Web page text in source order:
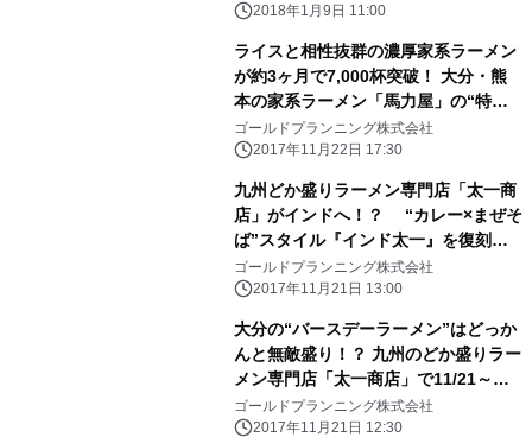
2018年1月9日 11:00
ライスと相性抜群の濃厚家系ラーメン
が約3ヶ月で7,000杯突破！ 大分・熊
本の家系ラーメン「馬力屋」の“特濃
厚”シリーズ
ゴールドプランニング株式会社
2017年11月22日 17:30
九州どか盛りラーメン専門店「太一商
店」がインドへ！？ “カレー×まぜそ
ば”スタイル『インド太一』を復刻販
売
ゴールドプランニング株式会社
2017年11月21日 13:00
大分の“バースデーラーメン”はどっか
んと無敵盛り！？ 九州のどか盛りラー
メン専門店「太一商店」で11/21～提
供
ゴールドプランニング株式会社
2017年11月21日 12:30